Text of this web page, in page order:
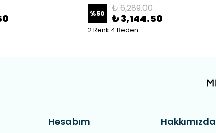
%50 ₺ 6,289.00
₺ 3,144.50
2 Renk 4 Beden
Hesabım Hakkımızda